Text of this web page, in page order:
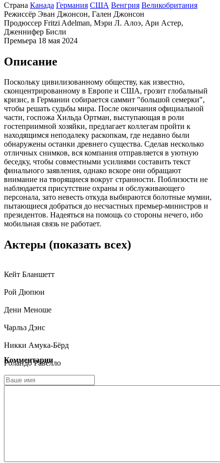
Страна Канада Германия США Венгрия Великобритания
Режиссёр Эван Джонсон, Гален Джонсон
Продюссер Fritzi Adelman, Мэри Л. Алоэ, Ари Астер,
Дженнифер Бисли
Премьера 18 мая 2024
Описание
Поскольку цивилизованному обществу, как известно,
сконцентрированному в Европе и США, грозит глобальный
кризис, в Германии собирается саммит "большой семерки",
чтобы решать судьбы мира. После окончания официальной
части, госпожа Хильда Ортман, выступающая в роли
гостеприимной хозяйки, предлагает коллегам пройти к
находящимся неподалеку раскопкам, где недавно были
обнаружены останки древнего существа. Сделав несколько
отличных снимков, вся компания отправляется в уютную
беседку, чтобы совместными усилиями составить текст
финального заявления, однако вскоре они обращают
внимание на творящиеся вокруг странности. Поблизости не
наблюдается присутствие охраны и обслуживающего
персонала, зато невесть откуда выбираются болотные мумии,
пытающиеся добраться до несчастных премьер-министров и
президентов. Надеяться на помощь со стороны нечего, ибо
мобильная связь не работает.
Актеры (показать всех)
Кейт Бланшетт
Рой Дюпюи
Дени Меноше
Чарльз Дэнс
Никки Амука-Бёрд
Роландо Равелло
Такэхиро Хира
Комментарии